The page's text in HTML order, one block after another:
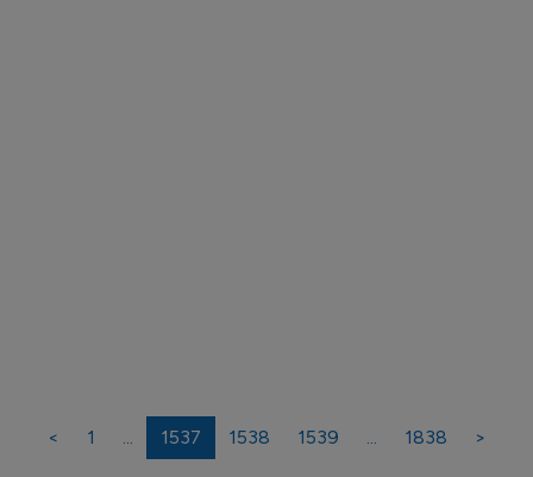
< 1 ... 1537 1538 1539 ... 1838 >